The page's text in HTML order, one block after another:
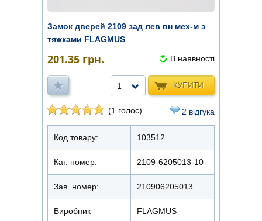
Замок дверей 2109 зад лев вн мех-м з
тяжками FLAGMUS
201.35 грн. В наявності
КУПИТИ
1
(1 голос) 2 відгука
Код товару: 103512
Кат. номер: 2109-6205013-10
Зав. номер: 210906205013
Виробник FLAGMUS